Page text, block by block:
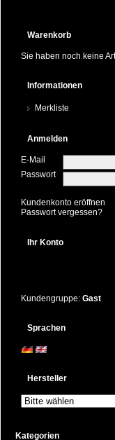
Warenkorb
Sie haben noch keine
Informationen
Merkliste
Anmelden
E-Mail
Passwort
Kundenkonto eröffnen
Passwort vergessen?
Ihr Konto
Kundengruppe: Gast
Sprachen
Hersteller
Kategorien